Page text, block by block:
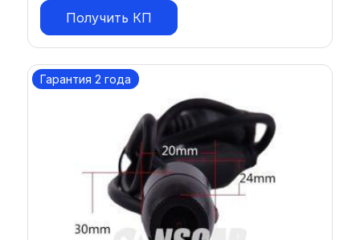
Получить КП
Гарантия 2 года